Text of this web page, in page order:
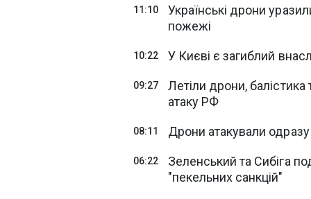
11:10
Українські дрони
пожежі
10:22 У Києві є загиблий
09:27
Летіли дрони,
атаку РФ
08:11 Дрони атакували
06:22
Зеленський та Сибіга
"пекельних санкцій"